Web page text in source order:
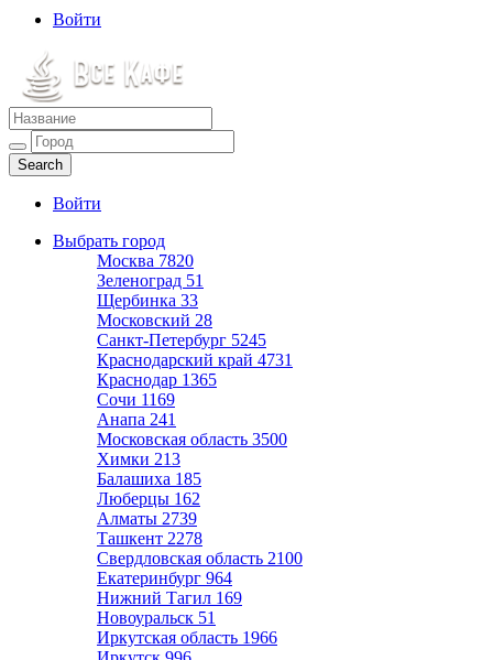
Войти
Все кафе города
Каталог хороших кафе
Войти
Выбрать город
Москва 7820
Зеленоград 51
Щербинка 33
Московский 28
Санкт-Петербург 5245
Краснодарский край 4731
Краснодар 1365
Сочи 1169
Анапа 241
Московская область 3500
Химки 213
Балашиха 185
Люберцы 162
Алматы 2739
Ташкент 2278
Свердловская область 2100
Екатеринбург 964
Нижний Тагил 169
Новоуральск 51
Иркутская область 1966